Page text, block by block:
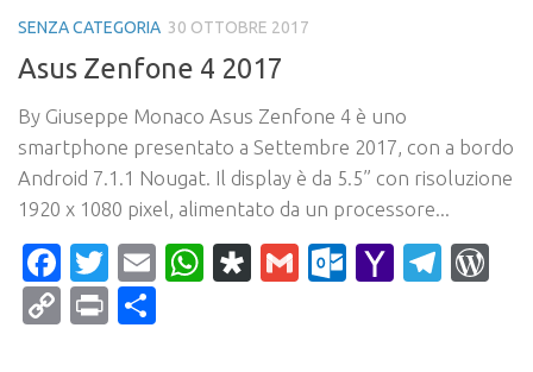
SENZA CATEGORIA 30 OTTOBRE 2017
Asus Zenfone 4 2017
By Giuseppe Monaco Asus Zenfone 4 è uno
smartphone presentato a Settembre 2017, con a bordo
Android 7.1.1 Nougat. Il display è da 5.5” con risoluzione
1920 x 1080 pixel, alimentato da un processore...
Facebook
Twitter
EmailWhatsApp
Diaspora
Gmail Yahoo
CopyPrint